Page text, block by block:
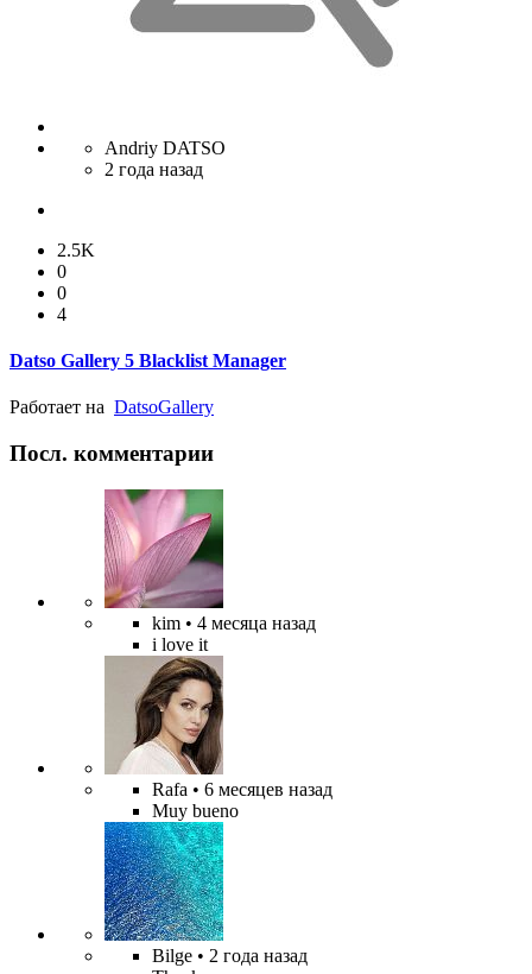
Andriy DATSO
2 года назад
2.5K
0
0
4
Datso Gallery 5 Blacklist Manager
Работает на DatsoGallery
Посл. комментарии
kim • 4 месяца назад
i love it
Rafa • 6 месяцев назад
Muy bueno
Bilge • 2 года назад